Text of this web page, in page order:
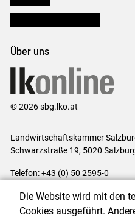
Über uns
© 2026 sbg.lko.at
Landwirtschaftskammer
Schwarzstraße 19, 5020
Telefon: +43 (0) 50 2595-0
Impressum|Kontakt|
Die Website wird mit den
Cookies ausgeführt.